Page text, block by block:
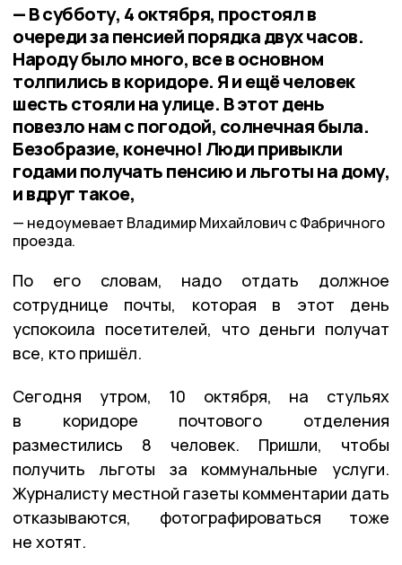
— В субботу, 4 октября, простоял в
очереди за пенсией порядка двух часов.
Народу было много, все в основном
толпились в коридоре. Я и ещё человек
шесть стояли на улице. В этот день
повезло нам с погодой, солнечная была.
Безобразие, конечно! Люди привыкли
годами получать пенсию и льготы на дому,
и вдруг такое,
недоумевает Владимир Михайлович с Фабричного
проезда.
По его словам, надо отдать должное
сотруднице почты, которая в этот день
успокоила посетителей, что деньги получат
все, кто пришёл.
Сегодня утром, 10 октября, на стульях
в коридоре почтового отделения
разместились 8 человек. Пришли, чтобы
получить льготы за коммунальные услуги.
Журналисту местной газеты комментарии дать
отказываются, фотографироваться тоже
не хотят.